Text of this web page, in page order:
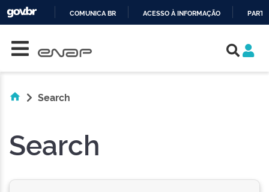
COMUNICA BR ACESSO À INFORMAÇÃO
Search
Search